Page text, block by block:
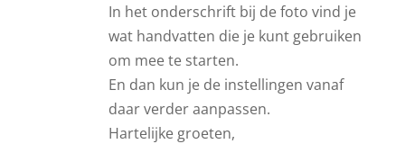
In het onderschrift bij de foto vind je
wat handvatten die je kunt gebruiken
om mee te starten.
En dan kun je de instellingen vanaf
daar verder aanpassen.
Hartelijke groeten,